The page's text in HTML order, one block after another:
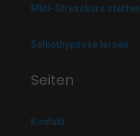
Mini-Stresskurs starten
Selbsthypnose lernen
Seiten
Kontakt